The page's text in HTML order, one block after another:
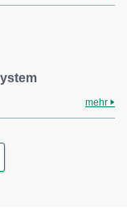
mehr